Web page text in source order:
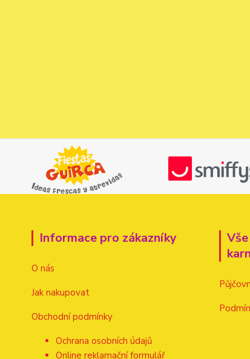
Informace pro zákazníky
O nás
Jak nakupovat
Obchodní podmínky
Ochrana osobních údajů
Online reklamační formulář